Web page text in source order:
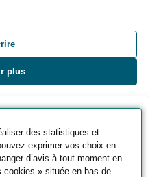
plus
Numérisation
- IA , Automatisme
des statistiques et
exprimer vos choix en
d’avis à tout moment en
cookies » située en bas de